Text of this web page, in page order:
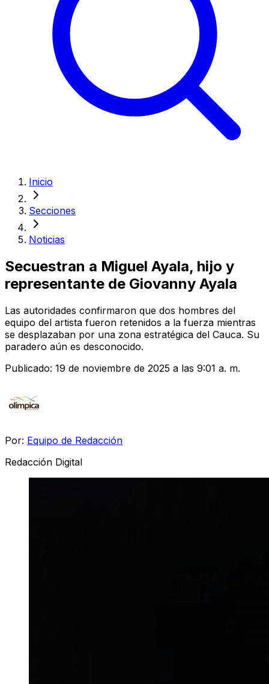
Inicio
Secciones
Noticias
Secuestran a Miguel Ayala, hijo y
representante de Giovanny Ayala
Las autoridades confirmaron que dos hombres del
equipo del artista fueron retenidos a la fuerza mientras
se desplazaban por una zona estratégica del Cauca. Su
paradero aún es desconocido.
Publicado: 19 de noviembre de 2025 a las 9:01 a. m.
Por: Equipo de Redacción
Redacción Digital